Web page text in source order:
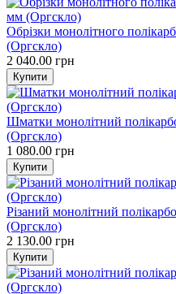
Обрізки монолітного
(Оргскло)
2 040.00 грн
Шматки монолітний
(Оргскло)
1 080.00 грн
Різаний монолітний
(Оргскло)
2 130.00 грн